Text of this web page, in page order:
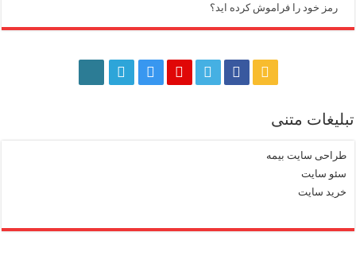
رمز خود را فراموش کرده اید؟
تبلیغات متنی
طراحی سایت بیمه
سئو سایت
خرید سایت